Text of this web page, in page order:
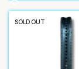
SOLD OUT